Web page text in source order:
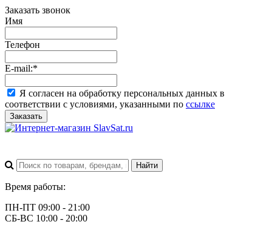
Заказать звонок
Имя
Телефон
E-mail:*
Я согласен на обработку персональных данных в
соответствии с условиями, указанными по ссылке
Заказать
Время работы:
ПН-ПТ 09:00 - 21:00
СБ-ВС 10:00 - 20:00